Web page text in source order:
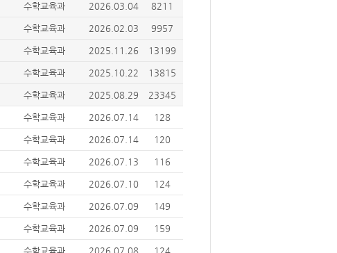
수학교육과 2026.03.04 8211
수학교육과 2026.02.03 9957
수학교육과 2025.11.26 13199
수학교육과 2025.10.22 13815
수학교육과 2025.08.29 23345
수학교육과 2026.07.14 128
수학교육과 2026.07.14 120
수학교육과 2026.07.13 116
수학교육과 2026.07.10 124
수학교육과 2026.07.09 149
수학교육과 2026.07.09 159
수학교육과 2026.07.08 124